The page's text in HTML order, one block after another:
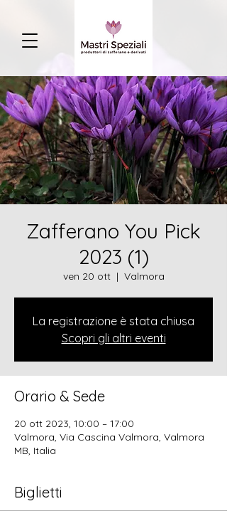
Zafferano You Pick
2023 (1)
ven 20 ott
  |
Valmora
La registrazione è stata chiusa
Scopri gli altri eventi
Orario & Sede
20 ott 2023, 10:00 – 17:00
Valmora, Via Cascina Valmora, Valmora
MB, Italia
Biglietti